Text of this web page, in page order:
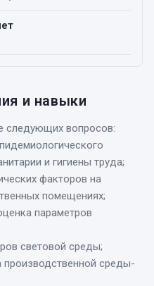
и навыки
следующих вопросов:
и гигиены труда;
факторов на
помещениях;
параметров
световой среды;
производственной среды-